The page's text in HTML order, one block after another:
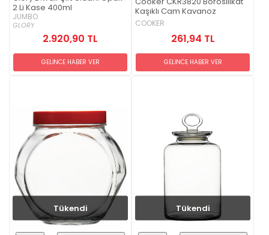
2 Li Kase 400ml
JUMBO
GLORY
2.920,90 TL
GELİNCE HABER VER
Kaşıklı Cam Kavanoz
COOKER
261,94 TL
GELİNCE HABER VER
Tükendi Tükendi